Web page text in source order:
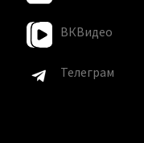
ВКВидео
Телеграм